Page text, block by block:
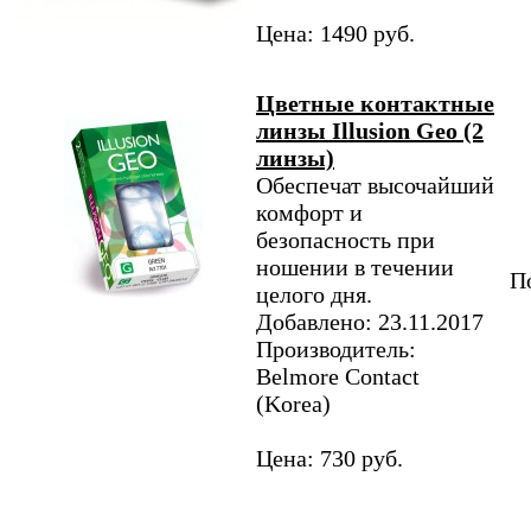
Цена: 1490 руб.
Цветные контактные
линзы Illusion Geo (2
линзы)
Обеспечат высочайший
комфорт и
безопасность при
ношении в течении
целого дня.
Добавлено: 23.11.2017
Производитель:
Belmore Contact
(Korea)
Цена: 730 руб.